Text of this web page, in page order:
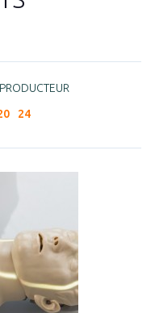
PRODUCTEUR
24